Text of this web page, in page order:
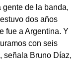
de la banda,
dos años
fue a Argentina. Y
con seis
señala Bruno Díaz,